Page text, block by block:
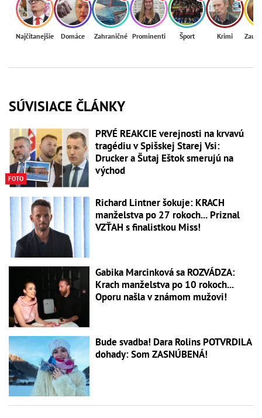
Najčítanejšie Domáce Zahraničné Prominenti Šport Krimi
SÚVISIACE ČLÁNKY
FOTO
PRVÉ REAKCIE verejnosti na krvavú
tragédiu v Spišskej Starej Vsi:
Drucker a Šutaj Eštok smerujú na
východ
Richard Lintner šokuje: KRACH
manželstva po 27 rokoch... Priznal
VZŤAH s finalistkou Miss!
Gabika Marcinková sa ROZVÁDZA:
Krach manželstva po 10 rokoch...
Oporu našla v známom mužovi!
Bude svadba! Dara Rolins POTVRDILA
dohady: Som ZASNÚBENÁ!